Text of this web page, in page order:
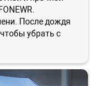
После дождя
убрать с